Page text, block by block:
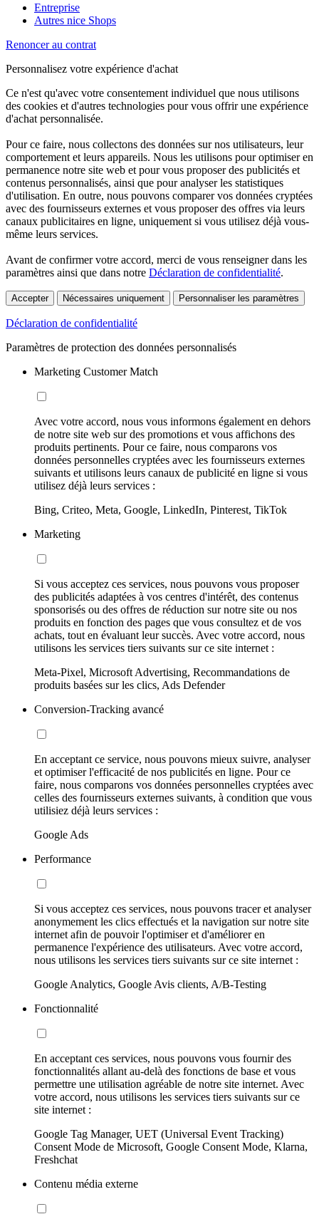
Entreprise
Autres nice Shops
Renoncer au contrat
Personnalisez votre expérience d'achat
Ce n'est qu'avec votre consentement individuel que nous utilisons
des cookies et d'autres technologies pour vous offrir une expérience
d'achat personnalisée.
Pour ce faire, nous collectons des données sur nos utilisateurs, leur
comportement et leurs appareils. Nous les utilisons pour optimiser en
permanence notre site web et pour vous proposer des publicités et
contenus personnalisés, ainsi que pour analyser les statistiques
d'utilisation. En outre, nous pouvons comparer vos données cryptées
avec des fournisseurs externes et vous proposer des offres via leurs
canaux publicitaires en ligne, uniquement si vous utilisez déjà vous-
même leurs services.
Avant de confirmer votre accord, merci de vous renseigner dans les
paramètres ainsi que dans notre Déclaration de confidentialité.
Accepter Nécessaires uniquement Personnaliser les paramètres
Déclaration de confidentialité
Paramètres de protection des données personnalisés
Marketing Customer Match
Avec votre accord, nous vous informons également en dehors
de notre site web sur des promotions et vous affichons des
produits pertinents. Pour ce faire, nous comparons vos
données personnelles cryptées avec les fournisseurs externes
suivants et utilisons leurs canaux de publicité en ligne si vous
utilisez déjà leurs services :
Bing, Criteo, Meta, Google, LinkedIn, Pinterest, TikTok
Marketing
Si vous acceptez ces services, nous pouvons vous proposer
des publicités adaptées à vos centres d'intérêt, des contenus
sponsorisés ou des offres de réduction sur notre site ou nos
produits en fonction des pages que vous consultez et de vos
achats, tout en évaluant leur succès. Avec votre accord, nous
utilisons les services tiers suivants sur ce site internet :
Meta-Pixel, Microsoft Advertising, Recommandations de
produits basées sur les clics, Ads Defender
Conversion-Tracking avancé
En acceptant ce service, nous pouvons mieux suivre, analyser
et optimiser l'efficacité de nos publicités en ligne. Pour ce
faire, nous comparons vos données personnelles cryptées avec
celles des fournisseurs externes suivants, à condition que vous
utilisiez déjà leurs services :
Google Ads
Performance
Si vous acceptez ces services, nous pouvons tracer et analyser
anonymement les clics effectués et la navigation sur notre site
internet afin de pouvoir l'optimiser et d'améliorer en
permanence l'expérience des utilisateurs. Avec votre accord,
nous utilisons les services tiers suivants sur ce site internet :
Google Analytics, Google Avis clients, A/B-Testing
Fonctionnalité
En acceptant ces services, nous pouvons vous fournir des
fonctionnalités allant au-delà des fonctions de base et vous
permettre une utilisation agréable de notre site internet. Avec
votre accord, nous utilisons les services tiers suivants sur ce
site internet :
Google Tag Manager, UET (Universal Event Tracking)
Consent Mode de Microsoft, Google Consent Mode, Klarna,
Freshchat
Contenu média externe